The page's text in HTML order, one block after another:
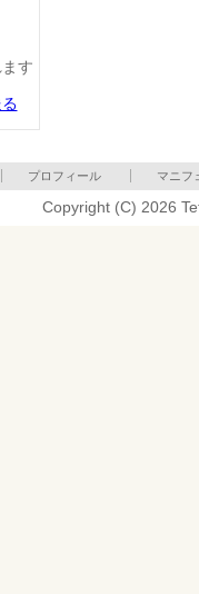
す
プロフィール マニフ
Copyright (C) 2026